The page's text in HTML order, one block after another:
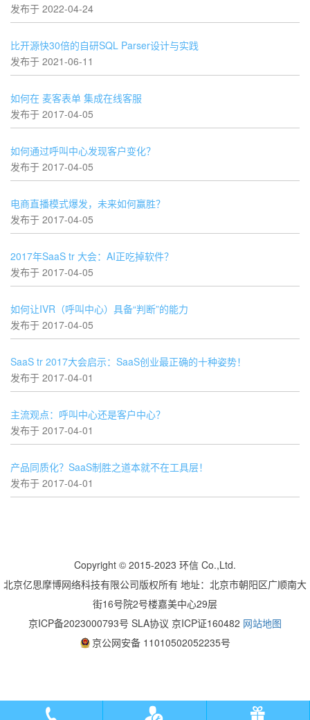
发布于 2022-04-24
比开源快30倍的自研SQL Parser设计与实践
发布于 2021-06-11
如何在 麦客表单 集成在线客服
发布于 2017-04-05
如何通过呼叫中心发现客户变化？
发布于 2017-04-05
电商直播模式爆发，未来如何赢胜？
发布于 2017-04-05
2017年SaaS tr 大会：AI正吃掉软件？
发布于 2017-04-05
如何让IVR（呼叫中心）具备“判断”的能力
发布于 2017-04-05
SaaS tr 2017大会启示：SaaS创业最正确的十种姿势！
发布于 2017-04-01
主流观点：呼叫中心还是客户中心？
发布于 2017-04-01
产品同质化？SaaS制胜之道本就不在工具层！
发布于 2017-04-01
Copyright © 2015-2023 环信 Co.,Ltd.
北京亿思摩博网络科技有限公司版权所有 地址：北京市朝阳区广顺南大
街16号院2号楼嘉美中心29层
京ICP备2023000793号 SLA协议 京ICP证160482 网站地图
京公网安备 11010502052235号